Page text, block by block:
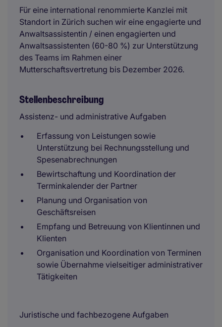
Für eine international renommierte Kanzlei mit
Standort in Zürich suchen wir eine engagierte und
Anwaltsassistentin / einen engagierten und
Anwaltsassistenten (60-80 %) zur Unterstützung
des Teams im Rahmen einer
Mutterschaftsvertretung bis Dezember 2026.
Stellenbeschreibung
Assistenz- und administrative Aufgaben
Erfassung von Leistungen sowie
Unterstützung bei Rechnungsstellung und
Spesenabrechnungen
Bewirtschaftung und Koordination der
Terminkalender der Partner
Planung und Organisation von
Geschäftsreisen
Empfang und Betreuung von Klientinnen und
Klienten
Organisation und Koordination von Terminen
sowie Übernahme vielseitiger administrativer
Tätigkeiten
Juristische und fachbezogene Aufgaben